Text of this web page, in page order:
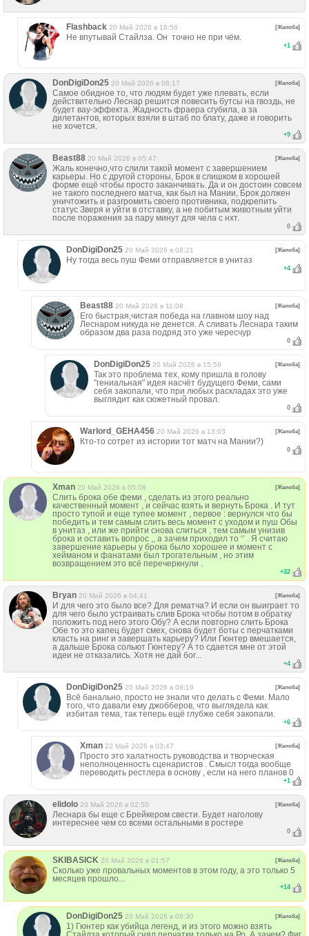
Flashback 20 Май 2026 в 18:56 [Жалоба]
Не впутывай Стайлза. Он точно не при чём.
+1
DonDigiDon25 20 Май 2026 в 08:17 [Жалоба]
Самое обидное то, что людям будет уже плевать, если
действительно Леснар решится повесить бутсы на гвоздь, не
будет вау-эффекта. Жадность фраера сгубила, а за
дилетантов, которых взяли в штаб по блату, даже и говорить
не хочется.
+9
Beast88 20 Май 2026 в 05:47 [Жалоба]
Жаль конечно,что слили такой момент с завершением
карьеры. Но с другой стороны, Брок в слишком в хорошей
форме ещё чтобы просто заканчивать. Да и он достоин совсем
не такого последнего матча, как был на Мании, Брок должен
уничтожить и разгромить своего противника, подкрепить
статус Зверя и уйти в отставку, а не побитым животным уйти
после поражения за пару минут для чела с нхт.
0
DonDigiDon25 20 Май 2026 в 08:21 [Жалоба]
Ну тогда весь пуш Феми отправляется в унитаз
+4
Beast88 20 Май 2026 в 11:08 [Жалоба]
Его быстрая,чистая победа на главном шоу над
Леснаром никуда не денется. А сливать Леснара таким
образом два раза подряд это уже чересчур
0
DonDigiDon25 20 Май 2026 в 15:59 [Жалоба]
Так это проблема тех, кому пришла в голову
"гениальная" идея насчёт будущего Феми, сами
себя закопали, что при любых раскладах это уже
выглядит как сюжетный провал.
0
Warlord_GEHA456 20 Май 2026 в 13:03 [Жалоба]
Кто-то сотрет из истории тот матч на Мании?)
0
Xman 20 Май 2026 в 05:08 [Жалоба]
Слить брока обе феми , сделать из этого реально
качественный момент , и сейчас взять и вернуть Брока . И тут
просто тупой и еще тупее момент , первое : вернулся что бы
победить и тем самым слить весь момент с уходом и пуш Обы
в унитаз , или же прийти снова слиться , тем самым унизив
брока и оставить вопрос ,, а зачем приходил то ‘’ . Я считаю
завершение карьеры у брока было хорошее и момент с
хейманом и фанатами был трогательным , но этим
возвращением это всё перечеркнули .
+32
Bryan 20 Май 2026 в 04:41 [Жалоба]
И для чего это было все? Для рематча? И если он выиграет то
для чего было устраивать слив Брока чтобы потом в обратку
положить под него этого Обу? А если повторно слить Брока
Обе то это капец будет смех, снова будет боты с перчатками
класть на ринг и завершать карьеру? Или Гюнтер вмешается,
а дальше Брока сольют Гюнтеру? А то сдается мне от этой
идеи не отказались. Хотя не дай бог...
+4
DonDigiDon25 20 Май 2026 в 08:19 [Жалоба]
Всё банально, просто не знали что делать с Феми. Мало
того, что давали ему джобберов, что выглядела как
избитая тема, так теперь ещё глубже себя закопали.
+6
Xman 22 Май 2026 в 03:47 [Жалоба]
Просто это халатность руководства и творческая
неполноценность сценаристов . Смысл тогда вообще
переводить рестлера в основу , если на него планов 0
+1
elidolo 20 Май 2026 в 02:50 [Жалоба]
Леснара бы еще с Брейкером свести. Будет наголову
интереснее чем со всеми остальными в ростере
0
SKIBASICK 20 Май 2026 в 01:57 [Жалоба]
Сколько уже провальных моментов в этом году, а это только 5
месяцев прошло...
+14
DonDigiDon25 20 Май 2026 в 08:30 [Жалоба]
1) Гюнтер как убийца легенд, и из этого можно взять